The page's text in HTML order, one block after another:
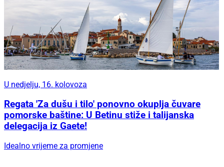
U nedjelju, 16. kolovoza
Regata 'Za dušu i tilo' ponovno okuplja čuvare
pomorske baštine: U Betinu stiže i talijanska
delegacija iz Gaete!
Idealno vrijeme za promjene